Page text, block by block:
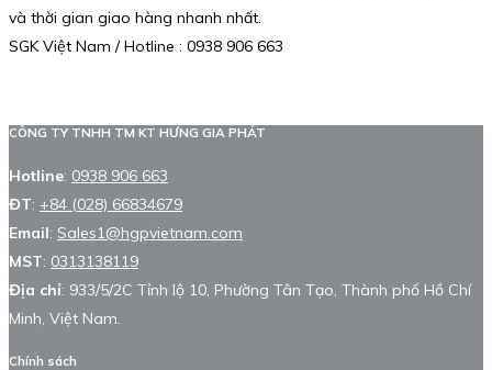
và thời gian giao hàng nhanh nhất.
SGK Việt Nam / Hotline : 0938 906 663
CÔNG TY TNHH TM KT HƯNG GIA PHÁT
Hotline: 0938 906 663
ĐT: +84 (028) 66834679
Email: Sales1@hgpvietnam.com
MST: 0313138119
Địa chỉ: 933/5/2C Tỉnh lộ 10, Phường Tân Tạo, Thành phố Hồ Chí
Minh, Việt Nam.
Chính sách